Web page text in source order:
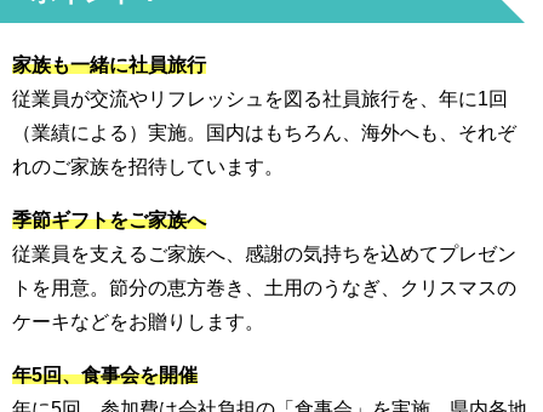
家族も一緒に社員旅行
従業員が交流やリフレッシュを図る社員旅行を、年に1回
（業績による）実施。国内はもちろん、海外へも、それぞ
れのご家族を招待しています。
季節ギフトをご家族へ
従業員を支えるご家族へ、感謝の気持ちを込めてプレゼン
トを用意。節分の恵方巻き、土用のうなぎ、クリスマスの
ケーキなどをお贈りします。
年5回、食事会を開催